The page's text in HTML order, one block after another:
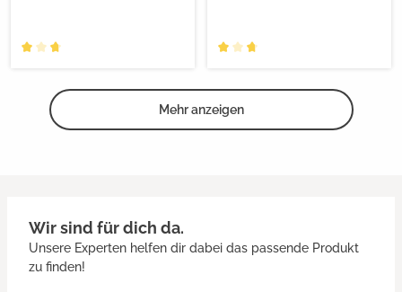
Mehr anzeigen
Wir sind für dich da.
Unsere Experten helfen dir dabei das passende Produkt
zu finden!